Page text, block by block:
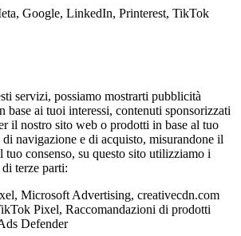
Google, LinkedIn, Printerest, TikTok
servizi, possiamo mostrarti pubblicità
base ai tuoi interessi, contenuti sponsorizzati
il nostro sito web o prodotti in base al tuo
navigazione e di acquisto, misurandone il
tuo consenso, su questo sito utilizziamo i
terze parti:
Microsoft Advertising, creativecdn.com
Pixel, Raccomandazioni di prodotti
Defender